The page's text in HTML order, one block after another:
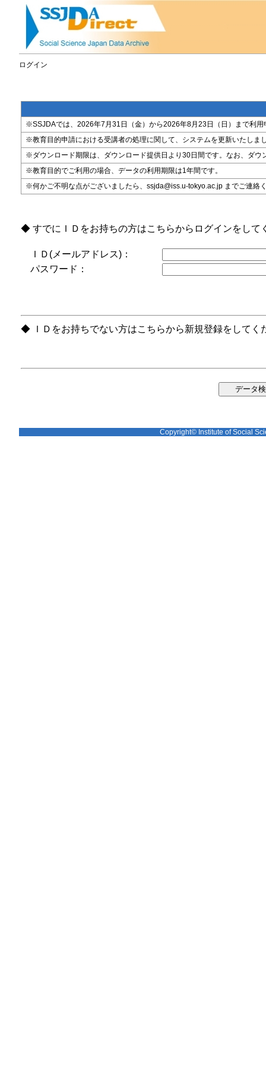
ログイン
※SSJDAでは、2026年7月31日（金）から2026年8月23日（日）まで利
※教育目的申請における受講者の処理に関して、システムを更新いたしま
※ダウンロード期限は、ダウンロード提供日より30日間です。なお、ダ
※教育目的でご利用の場合、データの利用期限は1年間です。
※何かご不明な点がございましたら、ssjda@iss.u-tokyo.ac.jp までご連絡
◆ すでにＩＤをお持ちの方はこちらからログインをして
ＩＤ(メールアドレス)：
パスワード：
◆ ＩＤをお持ちでない方はこちらから新規登録をしてく
Copyright© Institute of Social